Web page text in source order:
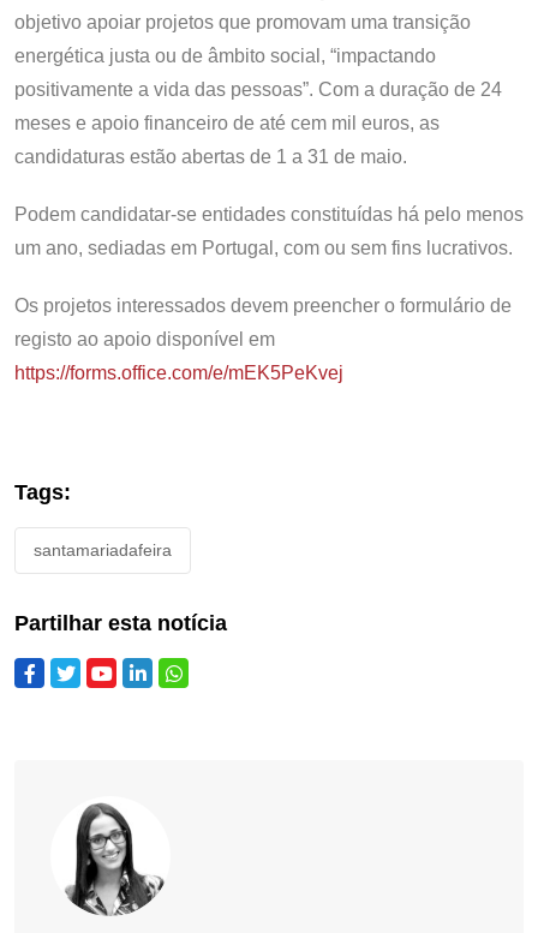
objetivo apoiar projetos que promovam uma transição
energética justa ou de âmbito social, “impactando
positivamente a vida das pessoas”. Com a duração de 24
meses e apoio financeiro de até cem mil euros, as
candidaturas estão abertas de 1 a 31 de maio.
Podem candidatar-se entidades constituídas há pelo menos
um ano, sediadas em Portugal, com ou sem fins lucrativos.
Os projetos interessados devem preencher o formulário de
registo ao apoio disponível em
https://forms.office.com/e/mEK5PeKvej
Tags:
santamariadafeira
Partilhar esta notícia